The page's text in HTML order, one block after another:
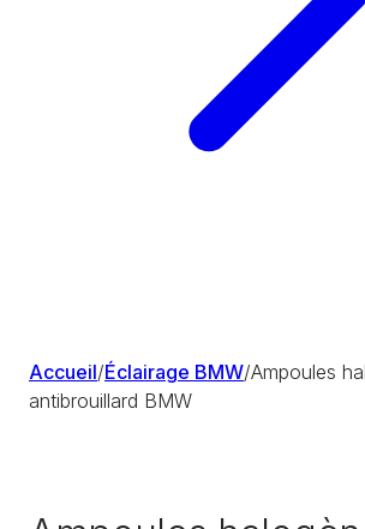
Accueil/Éclairage BMW/Ampoules
antibrouillard BMW